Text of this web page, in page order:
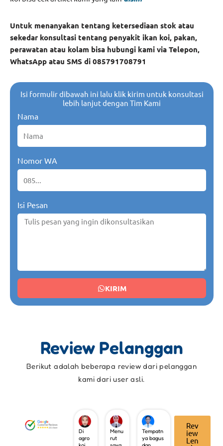
Untuk menanyakan tentang ketersediaan stok atau
sekedar konsultasi tentang penyakit ikan koi, pakan,
perawatan atau kolam bisa hubungi kami via Telepon,
WhatsApp atau SMS di 085791708791
Isi formulir dibawah ini lalu klik kirim untuk konsultasi
lebih lanjut dengan Tim Kami
Nama
Nomor WA
Isi Pesan
KIRIM
Review Pelanggan
Berikut adalah beberapa review dari pelanggan
kami dari user asli.
Di
agro
Menu
rut
Tempatn
ya bagus
Rev
iew
Len